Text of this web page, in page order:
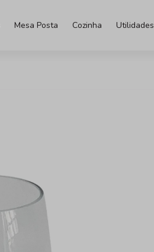
Mesa Posta Cozinha Utilidades